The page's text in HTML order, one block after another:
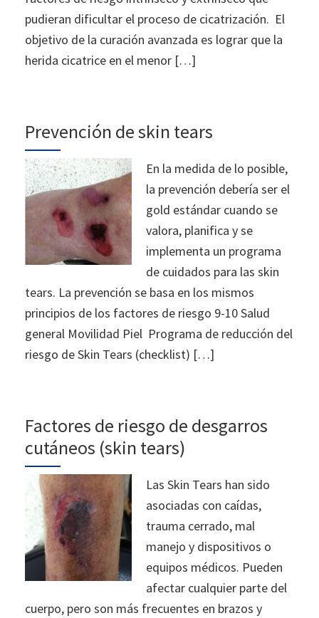
pudieran dificultar el proceso de cicatrización. El
objetivo de la curación avanzada es lograr que la
herida cicatrice en el menor […]
Prevención de skin tears
En la medida de lo posible,
la prevención debería ser el
gold estándar cuando se
valora, planifica y se
implementa un programa
de cuidados para las skin
tears. La prevención se basa en los mismos
principios de los factores de riesgo 9-10 Salud
general Movilidad Piel Programa de reducción del
riesgo de Skin Tears (checklist) […]
Factores de riesgo de desgarros
cutáneos (skin tears)
Las Skin Tears han sido
asociadas con caídas,
trauma cerrado, mal
manejo y dispositivos o
equipos médicos. Pueden
afectar cualquier parte del
cuerpo, pero son más frecuentes en brazos y